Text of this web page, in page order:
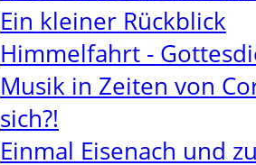
Ein kleiner Rückblick
Himmelfahrt -
Musik in Zeiten von
sich?!
Einmal Eisenach und